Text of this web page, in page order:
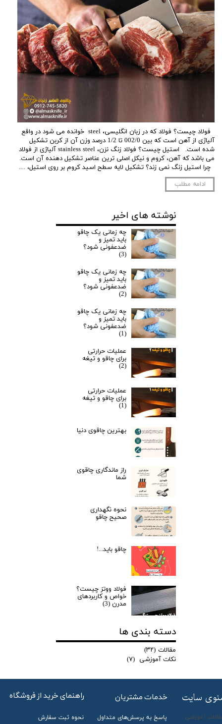
فولاد چیست؟ فولاد که در زبان انگلیسی، steel خوانده می شود در واقع
آلیاژی از آهن است که بین 002/0 تا 1/2 درصد وزن آن از کربن تشکیل
شده است. استیل چیست؟ فولاد زنگ نزن، stainless steel آلیاژی از فولاد
می باشد که آهن، کروم و نیکل اصلی ترین عناصر تشکیل دهنده آن است.
چرا استیل زنگ نمی زند؟ تشکیل لایه سطح اسید کروم بر روی استیل، …
ادامه مطلب
نوشته های اخیر
چه زمانی یک چاقو
باید تمیز و
ضدعفونی شود؟
(3)
چه زمانی یک چاقو
باید تمیز و
ضدعفونی شود؟
(2)
چه زمانی یک چاقو
باید تمیز و
ضدعفونی شود؟
(1)
عملیات حرارتی
برای چاقو و تیغه
(2)
عملیات حرارتی
برای چاقو و تیغه
(1)
بهترین چاقوی دنیا
راز ماندگاری چاقوی
شما
نحوه نگهداری
صحیح چاقو
چاقو باید...!
فولاد ووتز چیست؟
خواص و کاربردهای
مدرن (3)
دسته بندی ها
مقالات (۳۲)
نکات آموزشی (۷)
راهنمای خرید از فروشگاه
نحوه ثبت سفارش
خدمات مشتریان
پاسخ به پرسش‌های متداول آموزشی
سایت